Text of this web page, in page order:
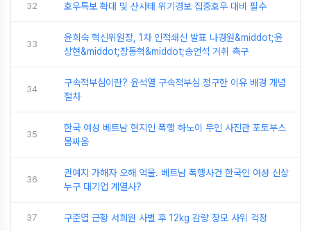
32 호우특보 확대 및 산사태 위기경보 집중호우 대비 필수
33
윤희숙 혁신위원장, 1차 인적쇄신 발표 나경원&middot;윤
상현&middot;장동혁&middot;송언석 거취 촉구
34
구속적부심이란? 윤석열 구속적부심 청구한 이유 배경 개념
절차
35
한국 여성 베트남 현지인 폭행 하노이 무인 사진관 포토부스
몸싸움
36
권예지 가해자 오해 억울. 베트남 폭행사건 한국인 여성 신상
누구 대기업 계열사?
37 구준엽 근황 서희원 사별 후 12kg 감량 장모 사위 걱정